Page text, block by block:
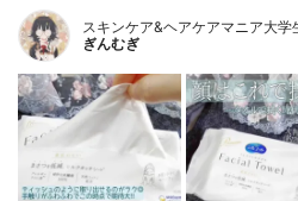
スキンケア&ヘアケアマニア大学
ぎんむぎ